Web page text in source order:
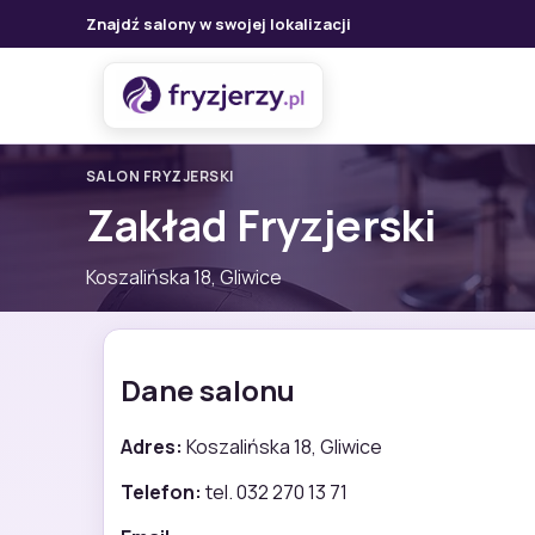
Znajdź salony w swojej lokalizacji
SALON FRYZJERSKI
Zakład Fryzjerski
Koszalińska 18, Gliwice
Dane salonu
Adres: Koszalińska 18, Gliwice
Telefon: tel. 032 270 13 71